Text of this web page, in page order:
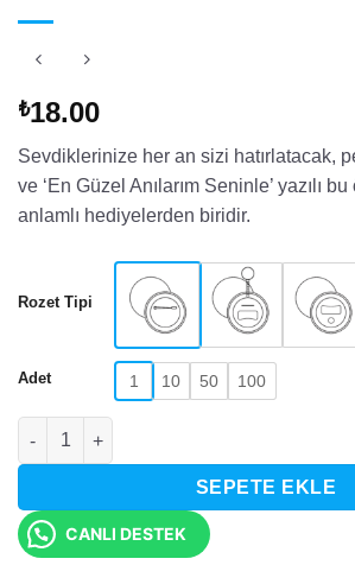
₺18.00
Sevdiklerinize her an sizi hatırlatacak,
ve ‘En Güzel Anılarım Seninle’ yazılı
anlamlı hediyelerden biridir.
Rozet Tipi
Adet 1 10 50 100
En Güzel Anılarım Seninle Tasarımlı Rozet
SEPETE EKLE
CANLI DESTEK